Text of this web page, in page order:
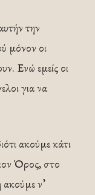
την
μόνον οι
Ενώ εμείς οι
για να
ακούμε κάτι
Όρος, στο
ν’